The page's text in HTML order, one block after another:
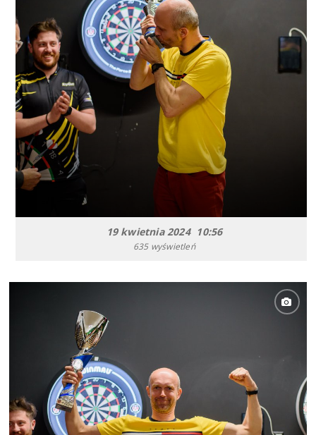
19 kwietnia 2024 10:56
635 wyświetleń